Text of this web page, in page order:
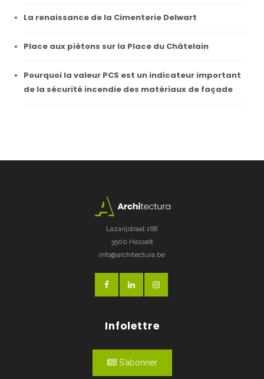
La renaissance de la Cimenterie Delwart
Place aux piétons sur la Place du Châtelain
Pourquoi la valeur PCS est un indicateur important
de la sécurité incendie des matériaux de façade
Lazarijstraat 168
3500 Hasselt
info@architectura.be
Infolettre
S'abonner